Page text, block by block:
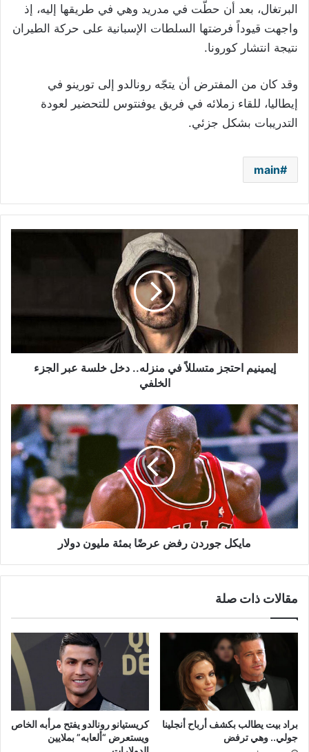
البرتغال، بعد أن حطّت في مدريد وهي في طريقها إليه، إذ
واجهت قيوداً فرضتها السلطات الإسبانية على حركة الطيران
نتيجة انتشار كورونا.
وقد كان من المفترض أن يتجّه رونالدو إلى تورينو في
إيطاليا، للقاء زملائه في فريق يوفنتوس للتحضير لعودة
التدريبات بشكل جزئي.
main
الجزء
الخلفيإيمينيم احتجز متسللاً في منزله.. دخل خلسة عبر الجزء
الخلفي
مايكل
جوردن
رفض
عرضًا
بمئة
مليون
دولار
مايكل جوردن رفض عرضًا بمئة مليون دولار
مقالات ذات صلة
براد بيت يطالب بكشف أرباح أنجلينا
جولي.. وهي ترفض
كريستيانو رونالدو يفتح مرأبه الخاص
ويستعرض “ألعابه” بملايين